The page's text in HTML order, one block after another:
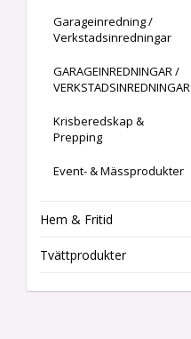
Garageinredning /
Verkstadsinredningar
GARAGEINREDNINGAR /
VERKSTADSINREDNINGAR
Krisberedskap &
Prepping
Event- & Mässprodukter
Hem & Fritid
Tvättprodukter